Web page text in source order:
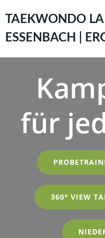
TAEKWONDO
ESSENBACH |
für
360° VIEW